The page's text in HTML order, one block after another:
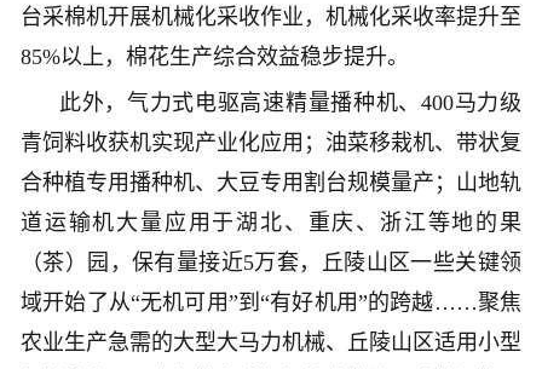
台采棉机开展机械化采收作业，机械化采收率提升至
85%以上，棉花生产综合效益稳步提升。
此外，气力式电驱高速精量播种机、400马力级
青饲料收获机实现产业化应用；油菜移栽机、带状复
合种植专用播种机、大豆专用割台规模量产；山地轨
道运输机大量应用于湖北、重庆、浙江等地的果
（茶）园，保有量接近5万套，丘陵山区一些关键领
域开始了从“无机可用”到“有好机用”的跨越……聚焦
农业生产急需的大型大马力机械、丘陵山区适用小型